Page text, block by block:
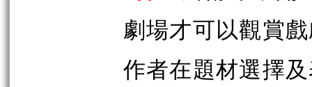
劇場才可以觀賞
作者在題材選擇